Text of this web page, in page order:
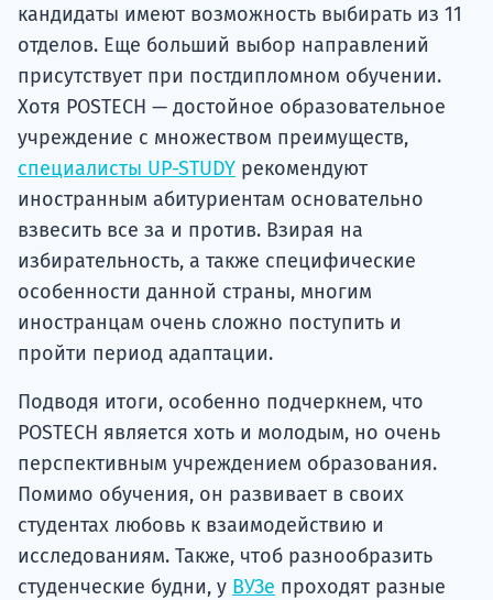
кандидаты имеют возможность выбирать из 11
отделов. Еще больший выбор направлений
присутствует при постдипломном обучении.
Хотя POSTECH — достойное образовательное
учреждение с множеством преимуществ,
специалисты UP-STUDY рекомендуют
иностранным абитуриентам основательно
взвесить все за и против. Взирая на
избирательность, а также специфические
особенности данной страны, многим
иностранцам очень сложно поступить и
пройти период адаптации.
Подводя итоги, особенно подчеркнем, что
POSTECH является хоть и молодым, но очень
перспективным учреждением образования.
Помимо обучения, он развивает в своих
студентах любовь к взаимодействию и
исследованиям. Также, чтоб разнообразить
студенческие будни, у ВУЗе проходят разные